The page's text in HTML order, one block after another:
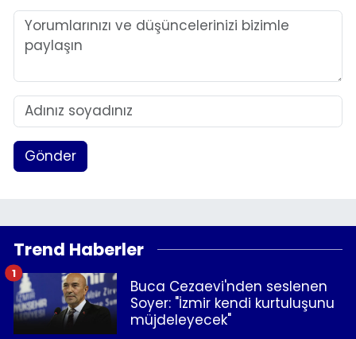
Gönder
Trend Haberler
Buca Cezaevi'nden seslenen
Soyer: "İzmir kendi kurtuluşunu
müjdeleyecek"
1